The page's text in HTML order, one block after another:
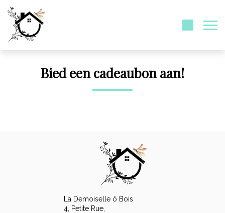
Bied een cadeaubon aan!
La Demoiselle ô Bois
4, Petite Rue,